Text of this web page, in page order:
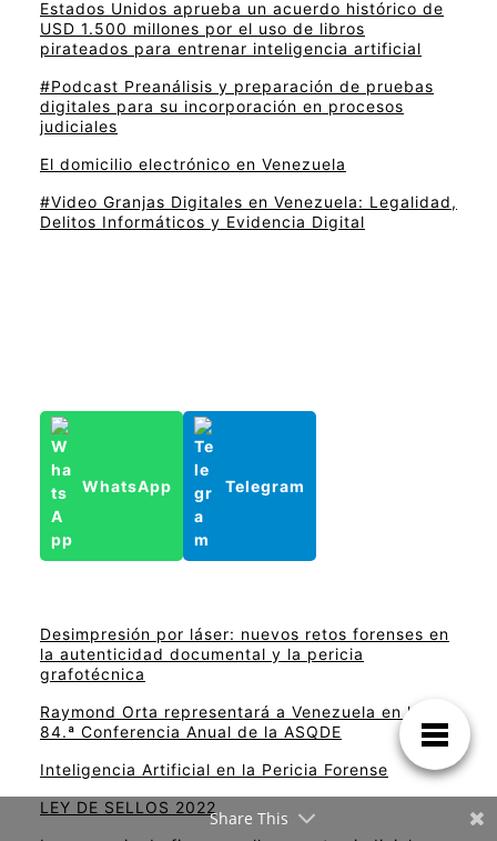
Estados Unidos aprueba un acuerdo histórico de
USD 1.500 millones por el uso de libros
pirateados para entrenar inteligencia artificial
#Podcast Preanálisis y preparación de pruebas
digitales para su incorporación en procesos
judiciales
El domicilio electrónico en Venezuela
#Video Granjas Digitales en Venezuela: Legalidad,
Delitos Informáticos y Evidencia Digital
WhatsApp Telegram
Desimpresión por láser: nuevos retos forenses en
la autenticidad documental y la pericia
grafotécnica
Raymond Orta representará a Venezuela en la
84.ª Conferencia Anual de la ASQDE
Inteligencia Artificial en la Pericia Forense
LEY DE SELLOS 2022
Share This